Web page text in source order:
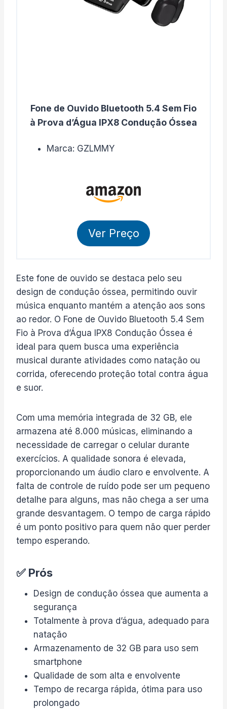
Fone de Ouvido Bluetooth 5.4 Sem Fio
à Prova d’Água IPX8 Condução Óssea
Marca: GZLMMY
Ver Preço
Este fone de ouvido se destaca pelo seu
design de condução óssea, permitindo ouvir
música enquanto mantém a atenção aos sons
ao redor. O Fone de Ouvido Bluetooth 5.4 Sem
Fio à Prova d’Água IPX8 Condução Óssea é
ideal para quem busca uma experiência
musical durante atividades como natação ou
corrida, oferecendo proteção total contra água
e suor.
Com uma memória integrada de 32 GB, ele
armazena até 8.000 músicas, eliminando a
necessidade de carregar o celular durante
exercícios. A qualidade sonora é elevada,
proporcionando um áudio claro e envolvente. A
falta de controle de ruído pode ser um pequeno
detalhe para alguns, mas não chega a ser uma
grande desvantagem. O tempo de carga rápido
é um ponto positivo para quem não quer perder
tempo esperando.
✅ Prós
Design de condução óssea que aumenta a
segurança
Totalmente à prova d’água, adequado para
natação
Armazenamento de 32 GB para uso sem
smartphone
Qualidade de som alta e envolvente
Tempo de recarga rápida, ótima para uso
prolongado